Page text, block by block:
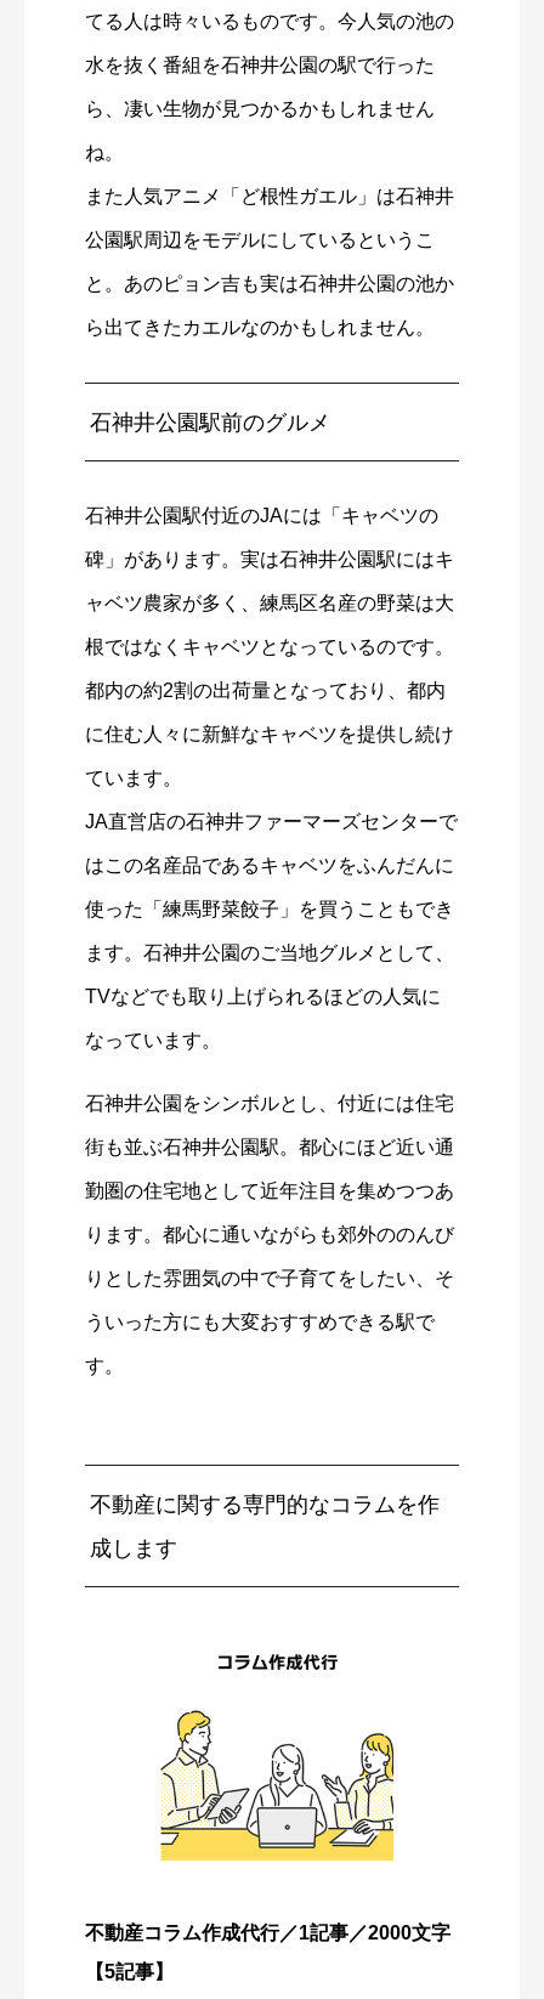
てる人は時々いるものです。今人気の池の
水を抜く番組を石神井公園の駅で行った
ら、凄い生物が見つかるかもしれません
ね。
また人気アニメ「ど根性ガエル」は石神井
公園駅周辺をモデルにしているというこ
と。あのピョン吉も実は石神井公園の池か
ら出てきたカエルなのかもしれません。
石神井公園駅前のグルメ
石神井公園駅付近のJAには「キャベツの
碑」があります。実は石神井公園駅にはキ
ャベツ農家が多く、練馬区名産の野菜は大
根ではなくキャベツとなっているのです。
都内の約2割の出荷量となっており、都内
に住む人々に新鮮なキャベツを提供し続け
ています。
JA直営店の石神井ファーマーズセンターで
はこの名産品であるキャベツをふんだんに
使った「練馬野菜餃子」を買うこともでき
ます。石神井公園のご当地グルメとして、
TVなどでも取り上げられるほどの人気に
なっています。
石神井公園をシンボルとし、付近には住宅
街も並ぶ石神井公園駅。都心にほど近い通
勤圏の住宅地として近年注目を集めつつあ
ります。都心に通いながらも郊外ののんび
りとした雰囲気の中で子育てをしたい、そ
ういった方にも大変おすすめできる駅で
す。
不動産に関する専門的なコラムを作
成します
不動産コラム作成代行／1記事／2000文字
【5記事】